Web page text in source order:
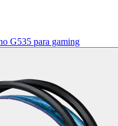
G535 para gaming